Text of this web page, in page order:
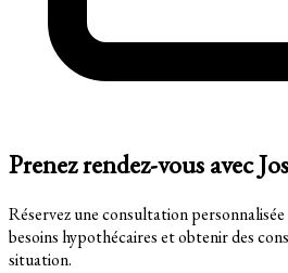
Prenez rendez-vous avec
Réservez une consultation
besoins hypothécaires et obtenir des
situation.